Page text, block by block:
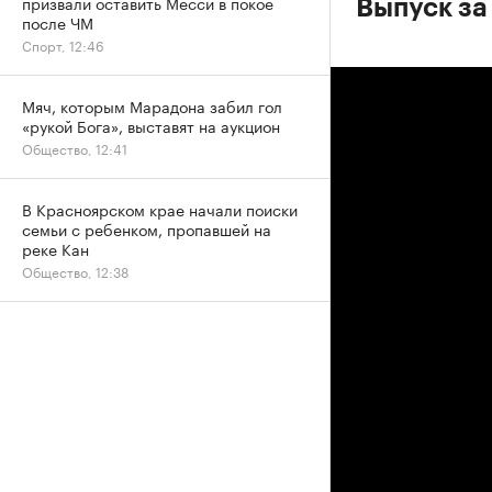
Выпуск
после ЧМ
Спорт, 12:46
Мяч, которым Марадона забил гол
«рукой Бога», выставят на аукцион
Общество, 12:41
В Красноярском крае начали поиски
семьи с ребенком, пропавшей на
реке Кан
Общество, 12:38